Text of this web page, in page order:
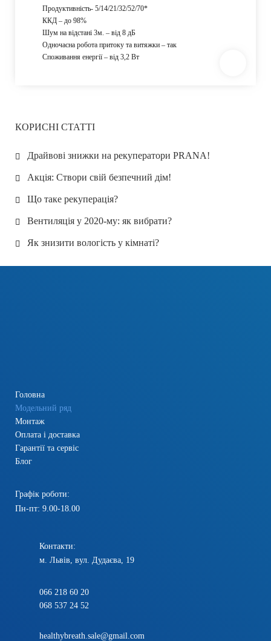
Продуктивність- 5/14/21/32/52/70*
ККД – до 98%
Шум на відстані 3м. – від 8 дБ
Одночасна робота притоку та витяжки – так
Споживання енергії – від 3,2 Вт
КОРИСНІ СТАТТІ
Драйвові знижки на рекуператори PRANA!
Акція: Створи свій безпечний дім!
Що таке рекуперація?
Вентиляція у 2020-му: як вибрати?
Як знизити вологість у кімнаті?
Головна
Модельний ряд
Монтаж
Оплата і доставка
Гарантії та сервіс
Блог
Графік роботи:
Пн-пт: 9.00-18.00
Контакти:
м. Львів, вул. Дудаєва, 19
066 218 60 20
068 537 24 52
healthybreath.sale@gmail.com